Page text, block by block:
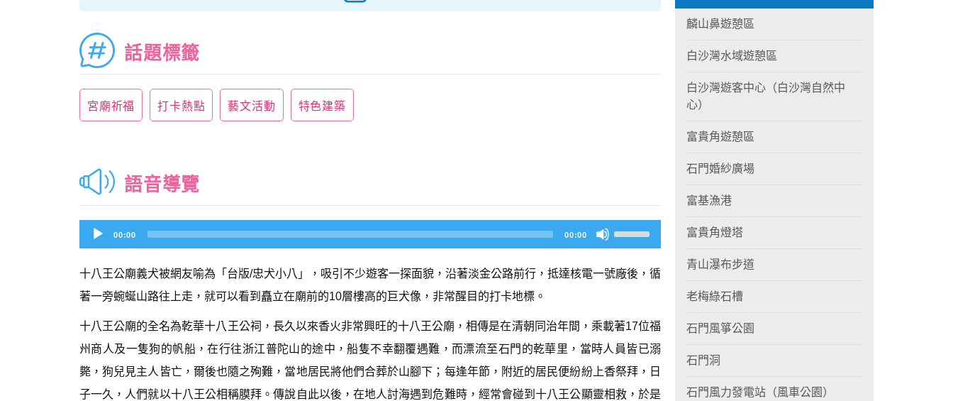
話題標籤
宮廟祈福 打卡熱點 藝文活動 特色建築
語音導覽
Audio
Player00:00 00:00
s
e
p/
n
r
r
o
w
十八王公廟義犬被網友喻為「台版/忠犬小八」，吸引不少遊客一探面貌，沿著淡金公路前行，抵達核電一號廠後，循
著一旁蜿蜒山路往上走，就可以看到矗立在廟前的10層樓高的巨犬像，非常醒目的打卡地標。
十八王公廟的全名為乾華十八王公祠，長久以來香火非常興旺的十八王公廟，相傳是在清朝同治年間，乘載著17位福
州商人及一隻狗的帆船，在行往浙江普陀山的途中，船隻不幸翻覆遇難，而漂流至石門的乾華里，當時人員皆已溺
斃，狗兒見主人皆亡，爾後也隨之殉難，當地居民將他們合葬於山腳下；每逢年節，附近的居民便紛紛上香祭拜，日
子一久，人們就以十八王公相稱膜拜。傳說自此以後，在地人討海遇到危難時，經常會碰到十八王公顯靈相救，於是
麟山鼻遊憩區
白沙灣水域遊憩區
白沙灣遊客中心（白沙灣自然中
心）
富貴角遊憩區
石門婚紗廣場
富基漁港
富貴角燈塔
青山瀑布步道
老梅綠石槽
石門風箏公園
石門洞
石門風力發電站（風車公園）